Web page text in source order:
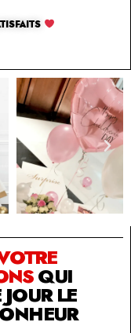
& CO
QUI
LE